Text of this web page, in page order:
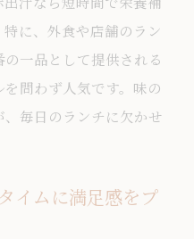
に、外食や店舗のラン
一品として提供される
問わず人気です。味の
毎日のランチに欠かせ
イムに満足感をプ